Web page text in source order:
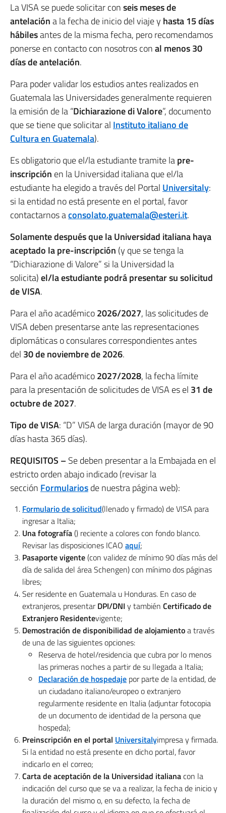
La VISA se puede solicitar conseis meses de
antelacióna la fecha de inicio del viaje y hasta 15 días
hábilesantes de la misma fecha, pero recomendamos
ponerse en contacto con nosotros conal menos 30
días de antelación.
Para poder validar los estudios antes realizados en
Guatemala las Universidades generalmente requieren
la emisión de la “Dichiarazione di Valore”, documento
que se tiene que solicitar al Instituto italiano de
Cultura en Guatemala).
Es obligatorio que el/la estudiante tramite lapre-
inscripción en la Universidad italiana que el/la
estudiante ha elegido a través del Portal Universitaly:
si la entidad no está presente en el portal, favor
contactarnos aconsolato.guatemala@esteri.it.
Solamente después que la Universidad italiana haya
aceptado la pre-inscripción (y que se tenga la
“Dichiarazione di Valore” si la Universidad la
solicita)el/la estudiante podrá presentar su solicitud
de VISA.
Para el año académico2026/2027, las solicitudes de
VISA deben presentarse ante las representaciones
diplomáticas o consulares correspondientes antes
del 30 de noviembre de 2026.
Para el año académico2027/2028, la fecha límite
para la presentación de solicitudes de VISA es el 31 de
octubre de 2027.
Tipo de VISA: “D” VISA de larga duración (mayor de 90
días hasta 365 días).
REQUISITOS – Se deben presentar a la Embajada en el
estricto orden abajo indicado (revisar la
sección Formulariosde nuestra página web):
Formulario de solicitud(llenado y firmado) de VISA para
ingresar a Italia;
Una fotografía() reciente a colores con fondo blanco.
Revisar las disposiciones ICAO aquí;
Pasaporte vigente(con validez de mínimo 90 días más del
día de salida del área Schengen) con mínimo dos páginas
libres;
Ser residente en Guatemala u Honduras. En caso de
extranjeros, presentarDPI/DNI y también Certificado de
Extranjero Residentevigente;
Demostración de disponibilidad de alojamientoa través
de una de las siguientes opciones:
Reserva de hotel/residencia que cubra por lo menos
las primeras noches a partir de su llegada a Italia;
Declaración de hospedaje por parte de la entidad, de
un ciudadano italiano/europeo o extranjero
regularmente residente en Italia (adjuntar fotocopia
de un documento de identidad de la persona que
hospeda);
Preinscripción en el portal Universitalyimpresa y firmada.
Si la entidad no está presente en dicho portal, favor
indicarlo en el correo;
Carta de aceptación de la Universidad italianacon la
indicación del curso que se va a realizar, la fecha de inicio y
la duración del mismo o, en su defecto, la fecha de